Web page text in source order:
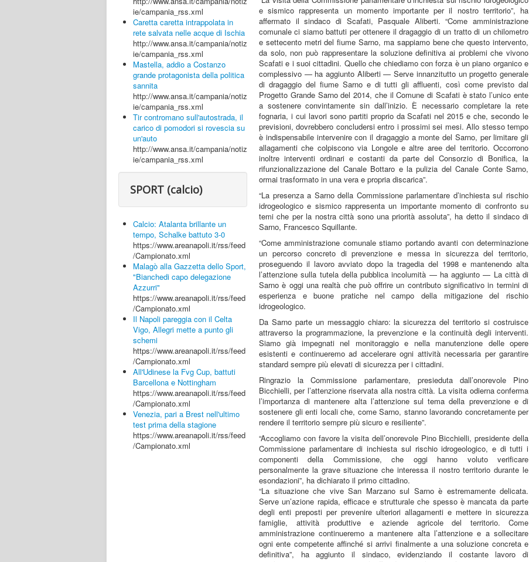
ie/campania_rss.xml
Caretta caretta intrappolata in
rete salvata nelle acque di Ischia
http://www.ansa.it/campania/notiz
ie/campania_rss.xml
Mastella, addio a Costanzo
grande protagonista della politica
sannita
http://www.ansa.it/campania/notiz
ie/campania_rss.xml
Tir contromano sull'autostrada, il
carico di pomodori si rovescia su
un'auto
http://www.ansa.it/campania/notiz
ie/campania_rss.xml
SPORT (calcio)
Calcio: Atalanta brillante un
tempo, Schalke battuto 3-0
https://www.areanapoli.it/rss/feed
/Campionato.xml
Malagò alla Gazzetta dello Sport,
"Bianchedi capo delegazione
Azzurri"
https://www.areanapoli.it/rss/feed
/Campionato.xml
Il Napoli pareggia con il Celta
Vigo, Allegri mette a punto gli
schemi
https://www.areanapoli.it/rss/feed
/Campionato.xml
All'Udinese la Fvg Cup, battuti
Barcellona e Nottingham
https://www.areanapoli.it/rss/feed
/Campionato.xml
Venezia, pari a Brest nell'ultimo
test prima della stagione
https://www.areanapoli.it/rss/feed
/Campionato.xml
e sismico rappresenta un momento importante per il nostro territorio”, ha
affermato il sindaco di Scafati, Pasquale Aliberti. “Come amministrazione
comunale ci siamo battuti per ottenere il dragaggio di un tratto di un chilometro
e settecento metri del fiume Sarno, ma sappiamo bene che questo intervento,
da solo, non può rappresentare la soluzione definitiva ai problemi che vivono
Scafati e i suoi cittadini. Quello che chiediamo con forza è un piano organico e
complessivo — ha aggiunto Aliberti — Serve innanzitutto un progetto generale
di dragaggio del fiume Sarno e di tutti gli affluenti, così come previsto dal
Progetto Grande Sarno del 2014, che il Comune di Scafati è stato l’unico ente
a sostenere convintamente sin dall’inizio. È necessario completare la rete
fognaria, i cui lavori sono partiti proprio da Scafati nel 2015 e che, secondo le
previsioni, dovrebbero concludersi entro i prossimi sei mesi. Allo stesso tempo
è indispensabile intervenire con il dragaggio a monte del Sarno, per limitare gli
allagamenti che colpiscono via Longole e altre aree del territorio. Occorrono
inoltre interventi ordinari e costanti da parte del Consorzio di Bonifica, la
rifunzionalizzazione del Canale Bottaro e la pulizia del Canale Conte Sarno,
ormai trasformato in una vera e propria discarica”.
“La presenza a Sarno della Commissione parlamentare d’inchiesta sul rischio
idrogeologico e sismico rappresenta un importante momento di confronto su
temi che per la nostra città sono una priorità assoluta”, ha detto il sindaco di
Sarno, Francesco Squillante.
“Come amministrazione comunale stiamo portando avanti con determinazione
un percorso concreto di prevenzione e messa in sicurezza del territorio,
proseguendo il lavoro avviato dopo la tragedia del 1998 e mantenendo alta
l’attenzione sulla tutela della pubblica incolumità — ha aggiunto — La città di
Sarno è oggi una realtà che può offrire un contributo significativo in termini di
esperienza e buone pratiche nel campo della mitigazione del rischio
idrogeologico.
Da Sarno parte un messaggio chiaro: la sicurezza del territorio si costruisce
attraverso la programmazione, la prevenzione e la continuità degli interventi.
Siamo già impegnati nel monitoraggio e nella manutenzione delle opere
esistenti e continueremo ad accelerare ogni attività necessaria per garantire
standard sempre più elevati di sicurezza per i cittadini.
Ringrazio la Commissione parlamentare, presieduta dall’onorevole Pino
Bicchielli, per l’attenzione riservata alla nostra città. La visita odierna conferma
l’importanza di mantenere alta l’attenzione sul tema della prevenzione e di
sostenere gli enti locali che, come Sarno, stanno lavorando concretamente per
rendere il territorio sempre più sicuro e resiliente”.
“Accogliamo con favore la visita dell’onorevole Pino Bicchielli, presidente della
Commissione parlamentare di inchiesta sul rischio idrogeologico, e di tutti i
componenti della Commissione, che oggi hanno voluto verificare
personalmente la grave situazione che interessa il nostro territorio durante le
esondazioni”, ha dichiarato il primo cittadino.
“La situazione che vive San Marzano sul Sarno è estremamente delicata.
Serve un’azione rapida, efficace e strutturale che spesso è mancata da parte
degli enti preposti per prevenire ulteriori allagamenti e mettere in sicurezza
famiglie, attività produttive e aziende agricole del territorio. Come
amministrazione continueremo a mantenere alta l’attenzione e a sollecitare
ogni ente competente affinché si arrivi finalmente a una soluzione concreta e
definitiva”, ha aggiunto il sindaco, evidenziando il costante lavoro di